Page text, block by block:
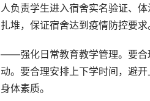
人负责学生进入宿舍实名验证、
扎堆，保证宿舍达到疫情防控要求
——强化日常教育教学管理。要合
动。要合理安排上下学时间，避
身体素质。